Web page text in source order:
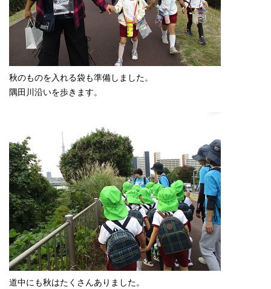
秋のものを入れる袋も準備しました。
隅田川沿いを歩きます。
道中にも秋はたくさんありました。